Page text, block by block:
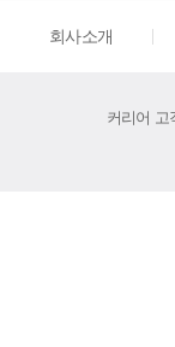
회사소개
커리어 고